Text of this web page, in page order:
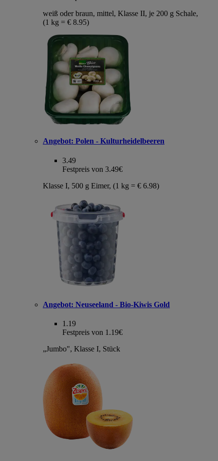
weiß oder braun, mittel, Klasse II, je 200 g Schale,
(1 kg = € 8.95)
Angebot: Polen - Kulturheidelbeeren
3.49
Festpreis von 3.49€
Klasse I, 500 g Eimer, (1 kg = € 6.98)
Angebot: Neuseeland - Bio-Kiwis Gold
1.19
Festpreis von 1.19€
„Jumbo", Klasse I, Stück